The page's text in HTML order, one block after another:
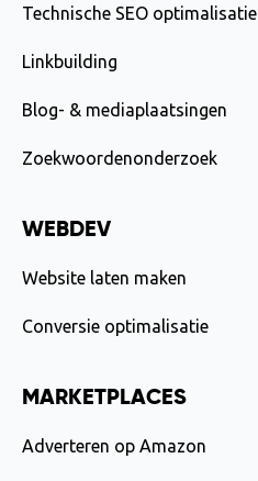
Technische SEO optimalisatie
Linkbuilding
Blog- & mediaplaatsingen
Zoekwoordenonderzoek
WEBDEV
Website laten maken
Conversie optimalisatie
MARKETPLACES
Adverteren op Amazon